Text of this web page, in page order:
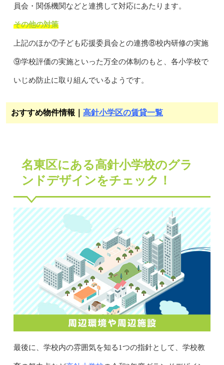
員会・関係機関などと連携して対応にあたります。
その他の対策
上記のほか⑦子ども応援委員会との連携⑧校内研修の実施
⑨学校評価の実施といった万全の体制のもと、各小学校で
いじめ防止に取り組んでいるようです。
おすすめ物件情報｜ 高針小学区の賃貸一覧
名東区にある高針小学校のグラ
ンドデザインをチェック！
最後に、学校内の雰囲気を知る1つの指針として、学校教